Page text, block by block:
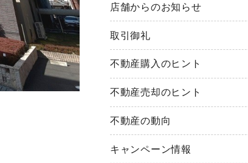
店舗からのお知らせ
取引御礼
不動産購入のヒント
不動産売却のヒント
不動産の動向
キャンペーン情報